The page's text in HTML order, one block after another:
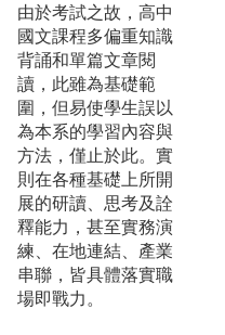
由於考試之故，高中
國文課程多偏重知識
背誦和單篇文章閱
讀，此雖為基礎範
圍，但易使學生誤以
為本系的學習內容與
方法，僅止於此。實
則在各種基礎上所開
展的研讀、思考及詮
釋能力，甚至實務演
練、在地連結、產業
串聯，皆具體落實職
場即戰力。